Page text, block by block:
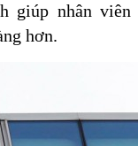
giúp nhân viên
hơn.